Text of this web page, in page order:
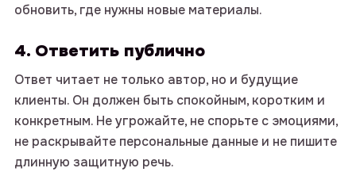
обновить, где нужны новые материалы.
4. Ответить публично
Ответ читает не только автор, но и будущие
клиенты. Он должен быть спокойным, коротким и
конкретным. Не угрожайте, не спорьте с эмоциями,
не раскрывайте персональные данные и не пишите
длинную защитную речь.